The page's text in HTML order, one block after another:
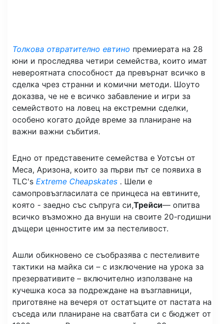
Толкова отвратително евтино премиерата на 28
юни и проследява четири семейства, които имат
невероятната способност да превърнат всичко в
сделка чрез странни и комични методи. Шоуто
доказва, че не е всичко забавление и игри за
семейството на ловец на екстремни сделки,
особено когато дойде време за планиране на
важни важни събития.
Едно от представените семейства е Уотсън от
Меса, Аризона, които за първи път се появиха в
TLC's Extreme Cheapskates . Шели е
самопровъзгласилата се принцеса на евтините,
която - заедно със съпруга си,Трейси— опитва
всичко възможно да внуши на своите 20-годишни
дъщери ценностите им за пестеливост.
Ашли обикновено се съобразява с пестеливите
тактики на майка си – с изключение на урока за
презервативите – включително използване на
кучешка коса за подреждане на възглавници,
приготвяне на вечеря от остатъците от пастата на
съседа или планиране на сватбата си с бюджет от